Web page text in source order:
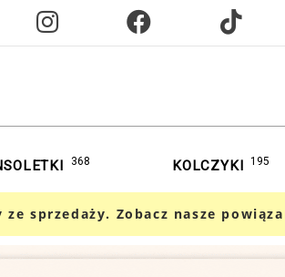
368 KOLCZYKI 195
sprzedaży. Zobacz nasze